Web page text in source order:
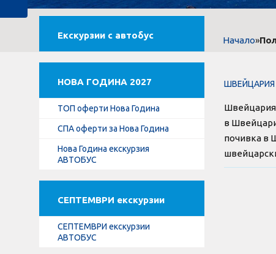
Начало»
Екскурзии с автобус
НОВА ГОДИНА 2027
ТОП оферти Нова Година
СПА оферти за Нова Година
Нова Година екскурзия
АВТОБУС
СЕПТЕМВРИ екскурзии
СЕПТЕМВРИ екскурзии
АВТОБУС
ШВЕЙЦАРИЯ
Швейцария
в
почивка в